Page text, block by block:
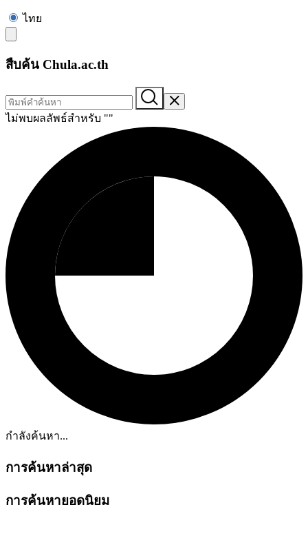
ไทย
สืบค้น Chula.ac.th
ไม่พบผลลัพธ์สำหรับ ""
กำลังค้นหา...
การค้นหาล่าสุด
การค้นหายอดนิยม